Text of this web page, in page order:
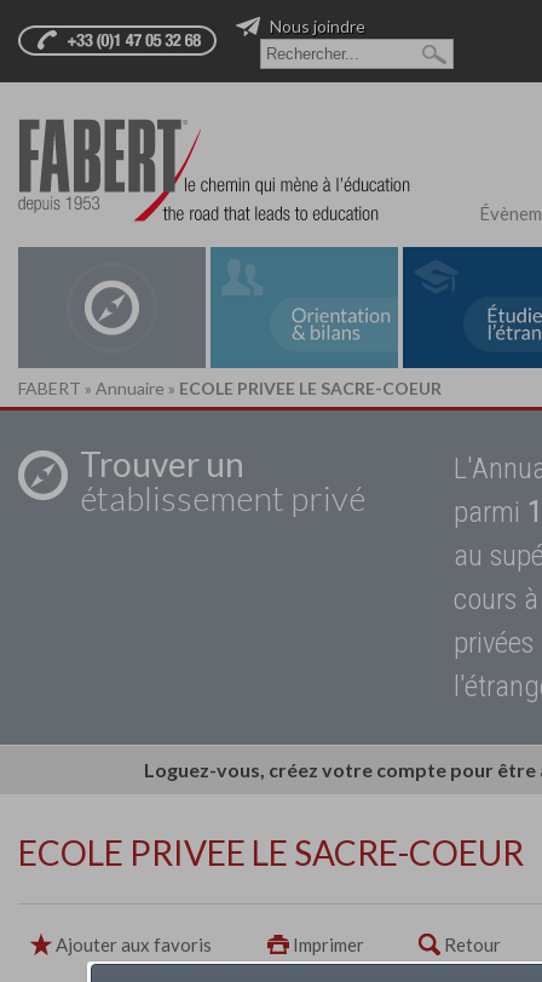
Nous joindre
FABERT » Annuaire » ECOLE PRIVEE LE SACRE-COEUR
Trouver un
établissement privé
parmi
au
cours
Loguez-vous, créez votre compte pour
ECOLE PRIVEE LE SACRE-COEUR
Ajouter aux favoris Imprimer Retour